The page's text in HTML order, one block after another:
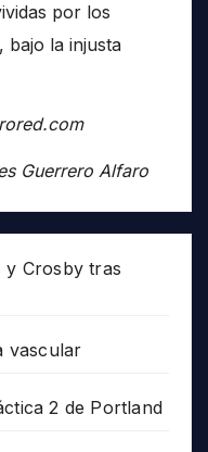
por los
bajo la injusta
Guerrero Alfaro
y Crosby tras
vascular
2 de Portland